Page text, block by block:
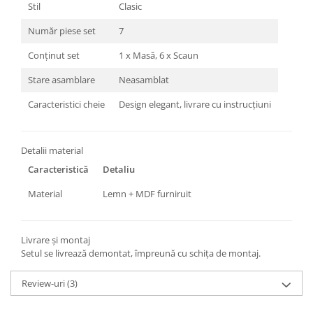
Stil
Clasic
Număr piese set
7
Conținut set
1 x Masă, 6 x Scaun
Stare asamblare
Neasamblat
Caracteristici cheie
Design elegant, livrare cu instrucțiuni
Detalii material
Caracteristică
Detaliu
Material
Lemn + MDF furniruit
Livrare și montaj
Setul se livrează demontat, împreună cu schița de montaj.
Review-uri(3)